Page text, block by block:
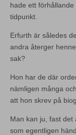
hade ett
tidpunkt.
Erfurth är således
andra återger
sak?
Hon har de där
nämligen många
att hon skrev på
Man kan ju, fast det
som egentligen